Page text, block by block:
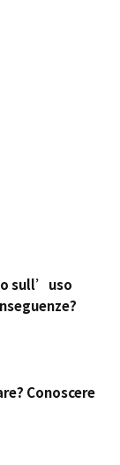
sull’uso
Conoscere